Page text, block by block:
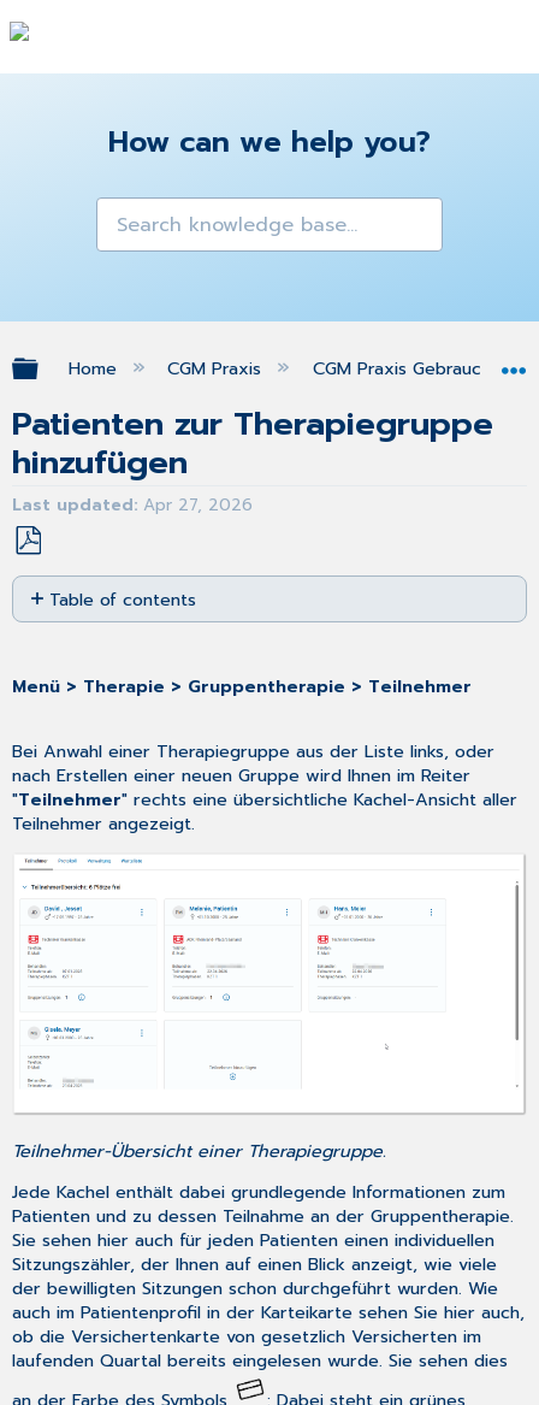
How can we help you?
Expand/collapse global hierarchy
Home CGM Praxis CGM Praxis
Patienten zur Therapiegruppe
hinzufügen
Last updated Apr 27, 2026
Save
as
PDF
Table of contents
No
Menü > Therapie > Gruppentherapie > Teilnehmer
Bei Anwahl einer Therapiegruppe aus der Liste links, oder
nach Erstellen einer neuen Gruppe wird Ihnen im Reiter
"Teilnehmer" rechts eine übersichtliche Kachel-Ansicht aller
Teilnehmer angezeigt.
Teilnehmer-Übersicht einer Therapiegruppe.
Jede Kachel enthält dabei grundlegende Informationen zum
Patienten und zu dessen Teilnahme an der Gruppentherapie.
Sie sehen hier auch für jeden Patienten einen individuellen
Sitzungszähler, der Ihnen auf einen Blick anzeigt, wie viele
der bewilligten Sitzungen schon durchgeführt wurden. Wie
auch im Patientenprofil in der Karteikarte sehen Sie hier auch,
ob die Versichertenkarte von gesetzlich Versicherten im
laufenden Quartal bereits eingelesen wurde. Sie sehen dies